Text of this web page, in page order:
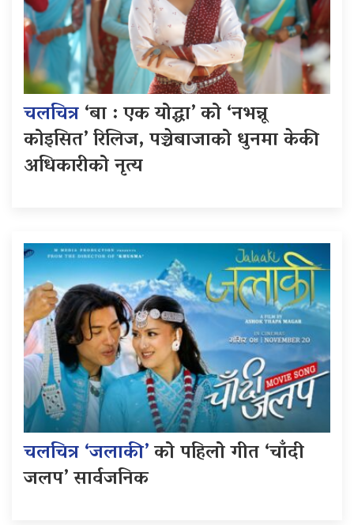
चलचित्र‘बा : एक योद्धा’ को ‘नभन्नू
कोइसित’ रिलिज, पञ्चेबाजाको धुनमा केकी
अधिकारीको नृत्य
चलचित्र ‘जलाकी’को पहिलो गीत ‘चाँदी
जलप’ सार्वजनिक